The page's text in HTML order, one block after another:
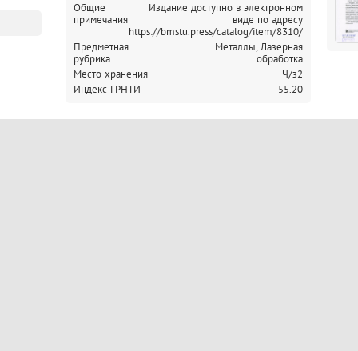
Общие
примечания
Издание доступно в электронном
виде по адресу
https://bmstu.press/catalog/item/8310/
Предметная
рубрика
Металлы, Лазерная
обработка
Место хранения
Ч/з2
Индекс ГРНТИ
55.20